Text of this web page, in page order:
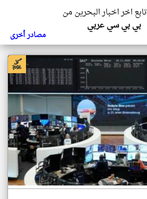
تابع اخر اخبار البحرين من
بي بي سي عربي
مصادر أخرى